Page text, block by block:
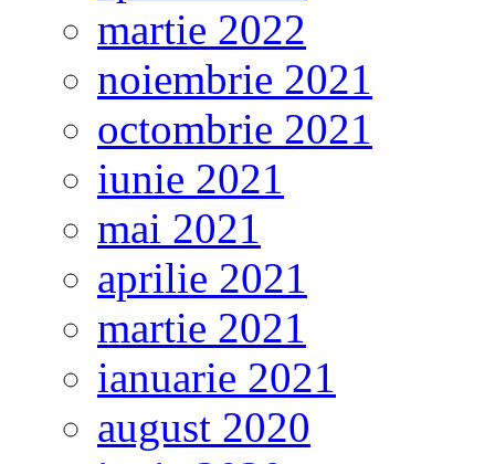
martie 2022
noiembrie 2021
octombrie 2021
iunie 2021
mai 2021
aprilie 2021
martie 2021
ianuarie 2021
august 2020